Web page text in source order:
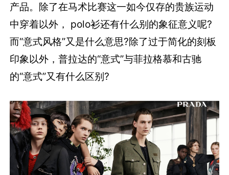
产品。除了在马术比赛这一如今仅存的贵族运动
中穿着以外， polo衫还有什么别的象征意义呢?
而“意式风格”又是什么意思?除了过于简化的刻板
印象以外，普拉达的“意式”与菲拉格慕和古驰
的“意式”又有什么区别?